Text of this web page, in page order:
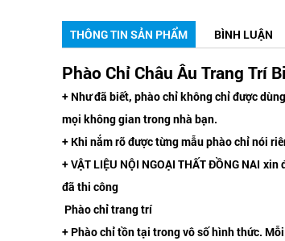
THÔNG TIN SẢN PHẨM BÌNH LUẬN
Phào Chỉ Châu Âu Trang Trí
+ Như đã biết, phào chỉ không chỉ được
mọi không gian trong nhà bạn.
+ Khi nắm rõ được từng mẫu phào chỉ nói
+VẬT LIỆU NỘI NGOẠI THẤT ĐỒNG NAI xin
đã thi công
Phào chỉ trang trí
+ Phào chỉ tồn tại trong vô số hình thức.